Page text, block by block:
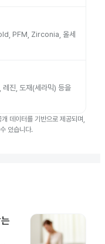
PFM, Zirconia, 올세
레진, 도재(세라믹) 등을
데이터를 기반으로 제공되며,
있습니다.